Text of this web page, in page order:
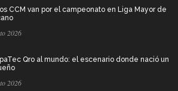
CCM van por el campeonato en Liga Mayor de
2026
Qro al mundo: el escenario donde nació un
2026